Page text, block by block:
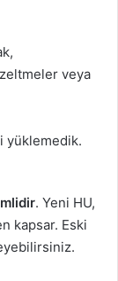
veya
yüklemedik.
. Yeni HU,
kapsar. Eski